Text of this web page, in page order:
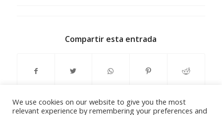
Compartir esta entrada
We use cookies on our website to give you the most
relevant experience by remembering your preferences and